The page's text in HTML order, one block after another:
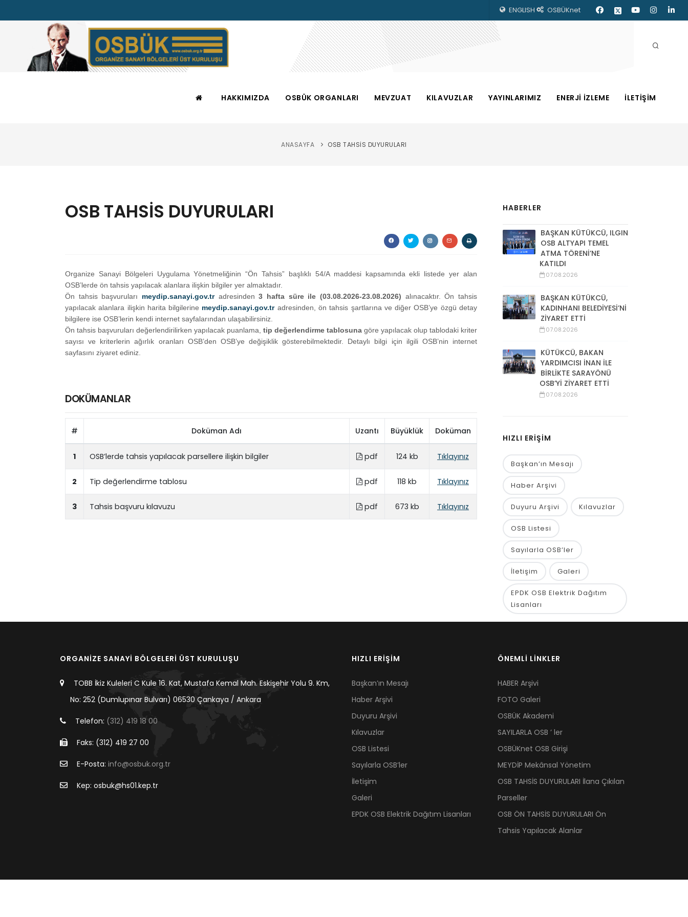
ENGLISH OSBÜKnet
HAKKIMIZDA OSBÜK ORGANLARI MEVZUAT KILAVUZLAR YAYINLARIMIZ ENERJİ İZLEME İLETİŞİM
ANASAYFA OSB TAHSİS DUYURULARI
OSB TAHSİS DUYURULARI
Organize Sanayi Bölgeleri Uygulama Yönetmeliğinin “Ön Tahsis” başlıklı 54/A maddesi kapsamında ekli listede yer alan
OSB’lerde ön tahsis yapılacak alanlara ilişkin bilgiler yer almaktadır.
Ön tahsis başvuruları meydip.sanayi.gov.tr adresinden3 hafta süre ile (03.08.2026-23.08.2026) alınacaktır. Ön tahsis
yapılacak alanlara ilişkin harita bilgilerine meydip.sanayi.gov.tr adresinden, ön tahsis şartlarına ve diğer OSB’ye özgü detay
bilgilere ise OSB’lerin kendi internet sayfalarından ulaşabilirsiniz.
Ön tahsis başvuruları değerlendirilirken yapılacak puanlama, tip değerlendirme tablosuna göre yapılacak olup tablodaki kriter
sayısı ve kriterlerin ağırlık oranları OSB’den OSB’ye değişiklik gösterebilmektedir. Detaylı bilgi için ilgili OSB’nin internet
sayfasını ziyaret ediniz.
DOKÜMANLAR
# Doküman Adı Uzantı Büyüklük Doküman
1 OSB’lerde tahsis yapılacak parsellere ilişkin bilgiler pdf 124 kb Tıklayınız
2 Tip değerlendirme tablosu pdf 118 kb Tıklayınız
3 Tahsis başvuru kılavuzu pdf 673 kb Tıklayınız
HABERLER
BAŞKAN KÜTÜKCÜ, ILGIN
OSB ALTYAPI TEMEL
ATMA TÖRENİ’NE
KATILDI
07.08.2026
BAŞKAN KÜTÜKCÜ,
KADINHANI BELEDİYESİ’Nİ
ZİYARET ETTİ
07.08.2026
KÜTÜKCÜ, BAKAN
YARDIMCISI İNAN İLE
BİRLİKTE SARAYÖNÜ
OSB’Yİ ZİYARET ETTİ
07.08.2026
HIZLI ERİŞİM
Başkan’ın Mesajı
Haber Arşivi
Duyuru Arşivi Kılavuzlar
OSB Listesi
Sayılarla OSB’ler
İletişim Galeri
EPDK OSB Elektrik Dağıtım
Lisanları
ORGANİZE SANAYİ BÖLGELERİ ÜST KURULUŞU
TOBB İkiz Kuleleri C Kule 16. Kat, Mustafa Kemal Mah. Eskişehir Yolu 9. Km,
No: 252 (Dumlupınar Bulvarı) 06530 Çankaya / Ankara
Telefon: (312) 419 18 00
Faks: (312) 419 27 00
E-Posta: info@osbuk.org.tr
Kep: osbuk@hs01.kep.tr
HIZLI ERİŞİM
Başkan’ın Mesajı
Haber Arşivi
Duyuru Arşivi
Kılavuzlar
OSB Listesi
Sayılarla OSB’ler
İletişim
Galeri
EPDK OSB Elektrik Dağıtım Lisanları
ÖNEMLİ LİNKLER
HABER Arşivi
FOTO Galeri
OSBÜK Akademi
SAYILARLA OSB ’ ler
OSBÜKnet OSB Girişi
MEYDİP Mekânsal Yönetim
OSB TAHSİS DUYURULARI İlana Çıkılan
Parseller
OSB ÖN TAHSİS DUYURULARI Ön
Tahsis Yapılacak Alanlar